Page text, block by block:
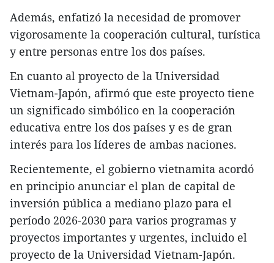
Además, enfatizó la necesidad de promover
vigorosamente la cooperación cultural, turística
y entre personas entre los dos países.
En cuanto al proyecto de la Universidad
Vietnam-Japón, afirmó que este proyecto tiene
un significado simbólico en la cooperación
educativa entre los dos países y es de gran
interés para los líderes de ambas naciones.
Recientemente, el gobierno vietnamita acordó
en principio anunciar el plan de capital de
inversión pública a mediano plazo para el
período 2026-2030 para varios programas y
proyectos importantes y urgentes, incluido el
proyecto de la Universidad Vietnam-Japón.